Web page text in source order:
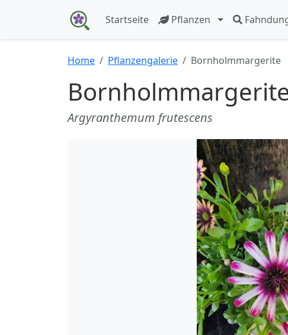
Startseite Pflanzen
Home Pflanzengalerie Bornholmmargerite
Argyranthemum frutescens